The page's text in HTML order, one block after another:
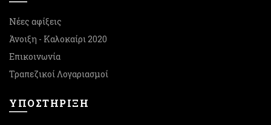
Νέες αφίξεις
Άνοιξη - Καλοκαίρι 2020
Επικοινωνία
Τραπεζικοί Λογαριασμοί
ΥΠΟΣΤΉΡΙΞΗ